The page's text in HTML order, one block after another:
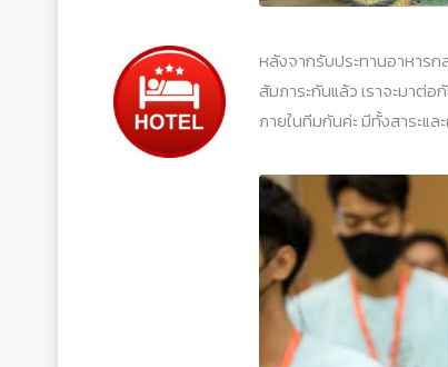
หลังจากรับประทานอาหารก
สัมภาระกันแล้ว เราจะมาต่
ภายในทีมกันค่ะ มีทั้งสาระแ